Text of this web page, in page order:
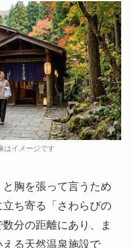
と胸を張って言うため
ち寄る「さわらびの
分の距離にあり、ま
る天然温泉施設で